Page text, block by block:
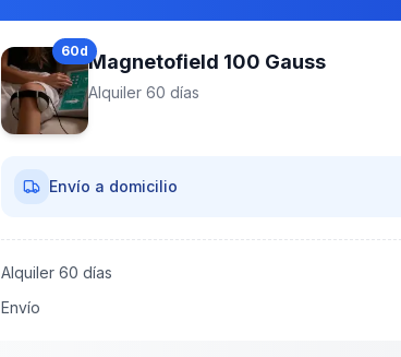
60dMagnetofield 100 Gauss
Alquiler 60 días
Envío a domicilio
Alquiler 60 días
Envío